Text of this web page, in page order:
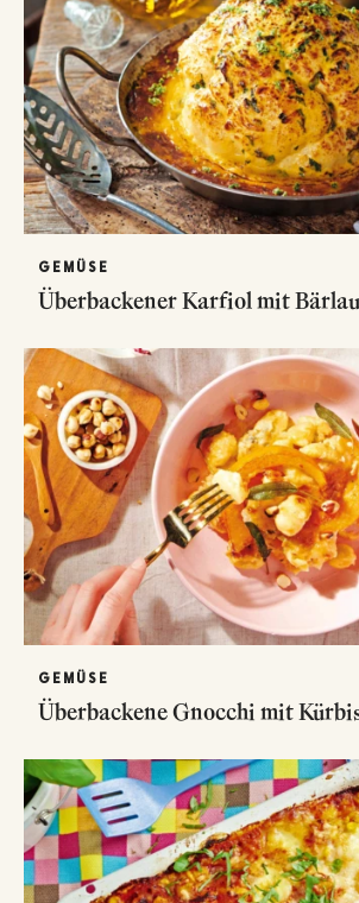
GEMÜSE
Überbackener Karfiol mit
GEMÜSE
Überbackene Gnocchi mit